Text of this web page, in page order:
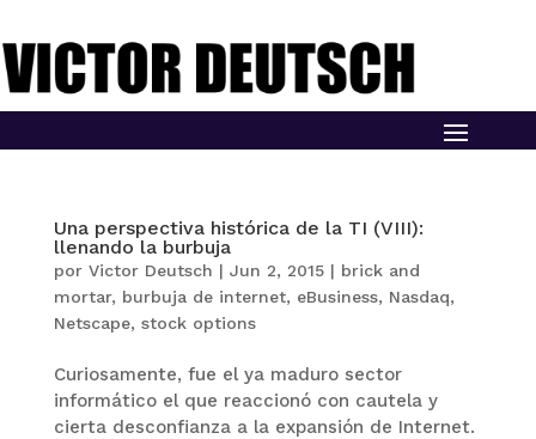
Una perspectiva histórica de la TI (VIII):
llenando la burbuja
por Victor Deutsch | Jun 2, 2015| brick and
mortar, burbuja de internet, eBusiness, Nasdaq,
Netscape, stock options
Curiosamente, fue el ya maduro sector
informático el que reaccionó con cautela y
cierta desconfianza a la expansión de Internet.